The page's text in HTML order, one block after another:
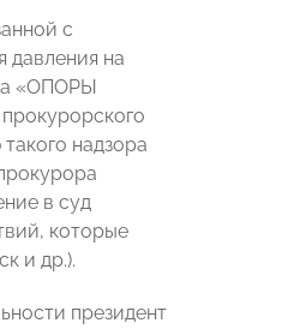
с
давления на
«ОПОРЫ
надзора
в суд
которые
и др.).
президент